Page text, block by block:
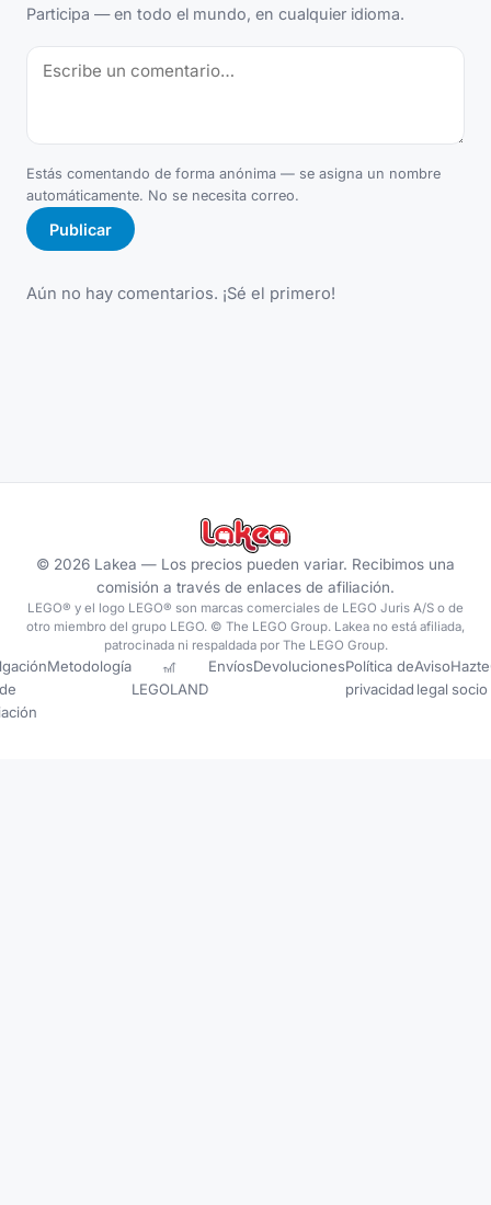
Participa — en todo el mundo, en cualquier idioma.
Estás comentando de forma anónima — se asigna un nombre
automáticamente. No se necesita correo.
Publicar
Aún no hay comentarios. ¡Sé el primero!
© 2026 Lakea — Los precios pueden variar. Recibimos una
comisión a través de enlaces de afiliación.
LEGO® y el logo LEGO® son marcas comerciales de LEGO Juris A/S o de
otro miembro del grupo LEGO. © The LEGO Group. Lakea no está afiliada,
patrocinada ni respaldada por The LEGO Group.
de
Metodología
🎢
LEGOLAND
EnvíosDevolucionesPolítica de
privacidad
Aviso
legal
Hazte
socio